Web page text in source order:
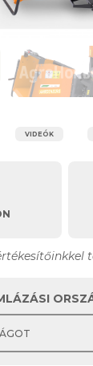
VIDEÓK